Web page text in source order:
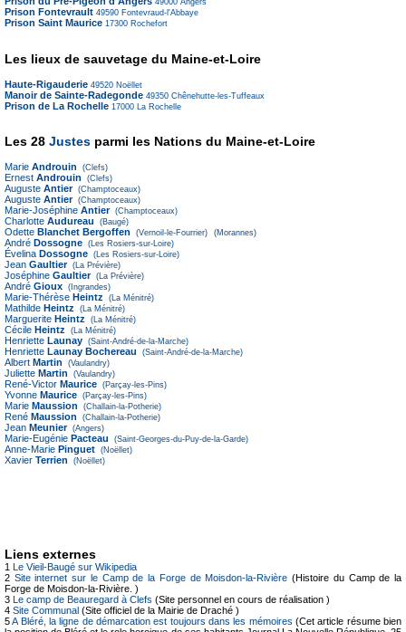
49000 Angers
Prison Fontevrault 49590 Fontevraud-l'Abbaye
Prison Saint Maurice 17300 Rochefort
Les lieux de sauvetage du Maine-et-Loire
Haute-Rigauderie 49520 Noëllet
Manoir de Sainte-Radegonde 49350 Chênehutte-les-Tuffeaux
Prison de La Rochelle 17000 La Rochelle
Les 28 Justes parmi les Nations du Maine-et-Loire
Marie Androuin (Clefs)
Ernest Androuin (Clefs)
Auguste Antier (Champtoceaux)
Auguste Antier (Champtoceaux)
Marie-Joséphine Antier (Champtoceaux)
Charlotte Audureau (Baugé)
Odette Blanchet Bergoffen (Vernoil-le-Fourrier) (Morannes)
André Dossogne (Les Rosiers-sur-Loire)
Évelina Dossogne (Les Rosiers-sur-Loire)
Jean Gaultier (La Prévière)
Joséphine Gaultier (La Prévière)
André Gioux (Ingrandes)
Marie-Thérèse Heintz (La Ménitré)
Mathilde Heintz (La Ménitré)
Marguerite Heintz (La Ménitré)
Cécile Heintz (La Ménitré)
Henriette Launay (Saint-André-de-la-Marche)
Henriette Launay Bochereau (Saint-André-de-la-Marche)
Albert Martin (Vaulandry)
Juliette Martin (Vaulandry)
René-Victor Maurice (Parçay-les-Pins)
Yvonne Maurice (Parçay-les-Pins)
Marie Maussion (Challain-la-Potherie)
René Maussion (Challain-la-Potherie)
Jean Meunier (Angers)
Marie-Eugénie Pacteau (Saint-Georges-du-Puy-de-la-Garde)
Anne-Marie Pinguet (Noëllet)
Xavier Terrien (Noëllet)
Liens externes
1 Le Vieil-Baugé sur Wikipedia
2 Site internet sur le Camp de la Forge de Moisdon-la-Rivière (Histoire du Camp de la
Forge de Moisdon-la-Rivière. )
3 Le camp de Beauregard à Clefs (Site personnel en cours de réalisation )
4 Site Communal (Site officiel de la Mairie de Draché )
5A Bléré, la ligne de démarcation est toujours dans les mémoires (Cet article résume bien